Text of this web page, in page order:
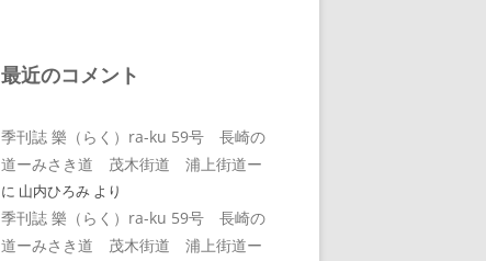
最近のコメント
季刊誌 樂（らく）ra-ku 59号 長崎の
道ーみさき道 茂木街道 浦上街道ー
に 山内ひろみ より
季刊誌 樂（らく）ra-ku 59号 長崎の
道ーみさき道 茂木街道 浦上街道ー